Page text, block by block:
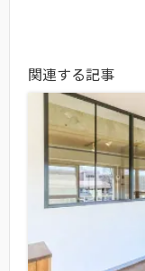
関連する記事